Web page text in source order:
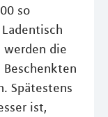
so
werden die
Spätestens
ist,